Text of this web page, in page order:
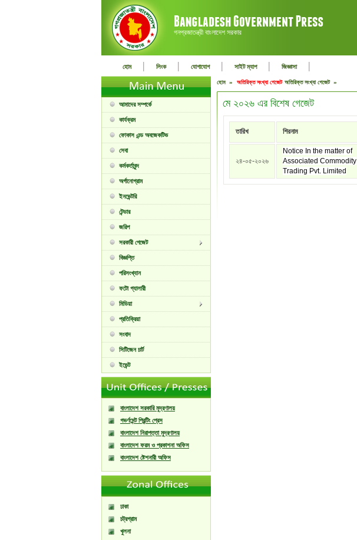
গনপ্রজাতন্ত্রী বাংলাদেশ সরকার
হোম | লিংক | যোগাযোগ | সাইট ম্যাপ | জিজ্ঞাসা |
আমাদের সম্পর্কে
কার্যক্রম
ফোকাস এন্ড অবজেকটিভ
সেবা
কর্মকর্তাবৃন্দ
অর্গানোগ্রাম
ইনভেন্টরি
টেন্ডার
জরিপ
সরকারী গেজেট
বিজ্ঞপ্তি
পরিসংখ্যান
ফটো গ্যালারী
মিডিয়া
প্রতিক্রিয়া
সংবাদ
সিটিজেন চার্ট
ইভেন্ট
বাংলাদেশ সরকারি মুদ্রণালয়
গভর্ণমেন্ট প্রিন্টিং প্রেস
বাংলাদেশ নিরাপত্তা মুদ্রণালয়
বাংলাদেশ ফরম ও প্রকাশনা অফিস
বাংলাদেশ ষ্টেশনারী অফিস
ঢাকা
চট্রগ্রাম
খুলনা
হোম » অতিরিক্ত সংখ্যা গেজেট অতিরিক্ত সংখ্যা গেজেট »
মে ২০২৬ এর বিশেষ গেজেট
তারিখ শিরনাম
২৪-০৫-২০২৬
Notice In the matter of
Associated Commodity
Trading Pvt. Limited